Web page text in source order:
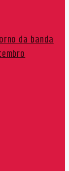
da banda